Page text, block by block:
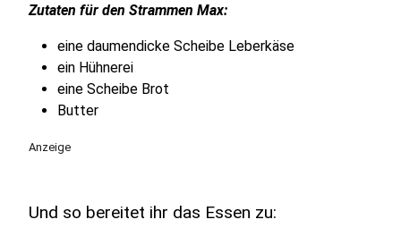
Zutaten für den Strammen Max:
eine daumendicke Scheibe Leberkäse
ein Hühnerei
eine Scheibe Brot
Butter
Anzeige
Und so bereitet ihr das Essen zu: